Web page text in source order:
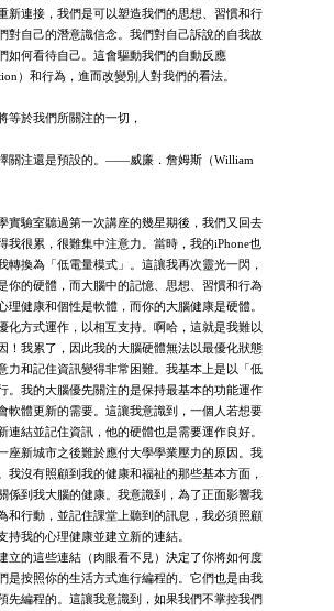
新連接，我們是可以塑造我們的思想、習慣和行
對自己的潛意識信念。我們對自己訴說的自我故
如何看待自己。這會驅動我們的自動反應
）和行為，進而改變別人對我們的看法。
等於我們所關注的一切，
關注還是預設的。——威廉．詹姆斯（William
驗室聽過第一次講座的幾星期後，我們又回去
我很累，很難集中注意力。當時，我的iPhone也
轉換為「低電量模式」。這讓我再次靈光一閃，
你的硬體，而大腦中的記憶、思想、習慣和行為
理健康和個性是軟體，而你的大腦健康是硬體。
化方式運作，以相互支持。啊哈，這就是我難以
！我累了，因此我的大腦硬體無法以最優化狀態
力和記住資訊變得非常困難。我基本上是以「低
。我的大腦優先關注的是保持最基本的功能運作
軟體更新的需要。這讓我意識到，一個人若想要
連結並記住資訊，他的硬體也是需要運作良好。
座新城市之後難於應付大學學業壓力的原因。我
我沒有照顧到我的健康和福祉的那些基本方面，
係到我大腦的健康。我意識到，為了正面影響我
和行動，並記住課堂上聽到的訊息，我必須照顧
持我的心理健康並建立新的連結。
的這些連結（肉眼看不見）決定了你將如何度
是按照你的生活方式進行編程的。它們也是由我
先編程的。這讓我意識到，如果我們不掌控我們